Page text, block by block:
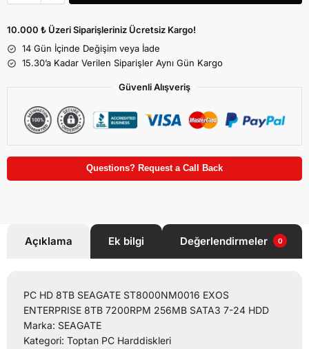
10.000 ₺ Üzeri Siparişleriniz Ücretsiz Kargo!
14 Gün İçinde Değişim veya İade
15.30’a Kadar Verilen Siparişler Aynı Gün Kargo
Güvenli Alışveriş
Questions? Request a Call Back
Açıklama Ek bilgi Değerlendirmeler 0
PC HD 8TB SEAGATE ST8000NM0016 EXOS
ENTERPRISE 8TB 7200RPM 256MB SATA3 7-24 HDD
Marka: SEAGATE
Kategori: Toptan PC Harddiskleri